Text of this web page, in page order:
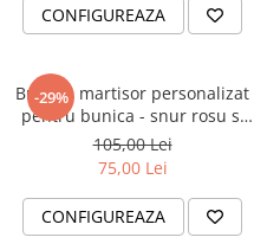
CONFIGUREAZA
-29%
Bratara martisor personalizat
pentru bunica - snur rosu si
banut din Argint 925 suflat cu
Aur 18K - 'Te iubim bunica'
105,00 Lei
75,00 Lei
CONFIGUREAZA